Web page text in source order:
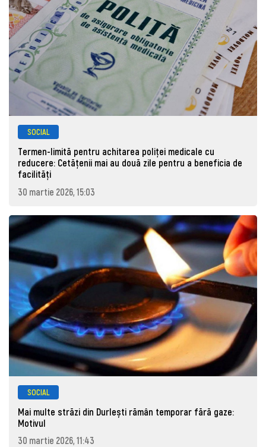
SOCIAL
Termen-limită pentru achitarea poliței medicale cu
reducere: Cetățenii mai au două zile pentru a beneficia de
facilități
30 martie 2026, 15:03
SOCIAL
Mai multe străzi din Durlești rămân temporar fără gaze:
Motivul
30 martie 2026, 11:43